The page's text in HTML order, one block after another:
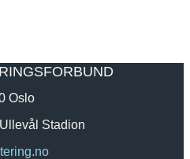
Oslo
Stadion